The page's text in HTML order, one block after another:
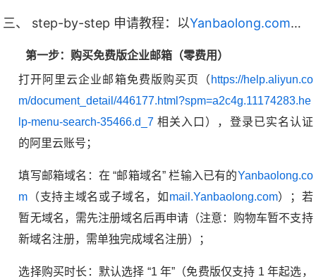
三、 step-by-step 申请教程：以Yanbaolong.com为例
第一步：购买免费版企业邮箱（零费用）
打开阿里云企业邮箱免费版购买页（ https://help.aliyun.co
m/document_detail/446177.html?spm=a2c4g.11174283.he
lp-menu-search-35466.d_7 相关入口），登录已实名认证
的阿里云账号；
填写邮箱域名：在 “邮箱域名” 栏输入已有的Yanbaolong.co
m （支持主域名或子域名，如 mail.Yanbaolong.com）；若
暂无域名，需先注册域名后再申请（注意：购物车暂不支持
新域名注册，需单独完成域名注册）；
选择购买时长：默认选择 “1 年”（免费版仅支持 1 年起选，